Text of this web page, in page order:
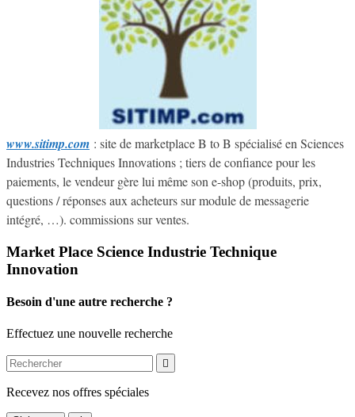
www.sitimp.com : site de marketplace B to B spécialisé en Sciences
Industries Techniques Innovations ; tiers de confiance pour les
paiements, le vendeur gère lui même son e-shop (produits, prix,
questions / réponses aux acheteurs sur module de messagerie
intégré, …). commissions sur ventes.
Market Place Science Industrie Technique
Innovation
Besoin d'une autre recherche ?
Effectuez une nouvelle recherche

Recevez nos offres spéciales